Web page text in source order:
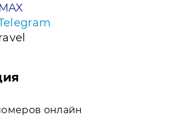
онлайн